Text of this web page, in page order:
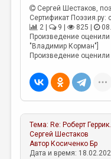
КНИЖНАЯ ПОЛКА
ОБЗОР ЛИТЕРАТУРЫ
СТРАНИЦЫ ПАМЯТИ
ОБЪЯВЛЕНИЯ
РЕДКОЛЛЕГИЯ
ОТ РЕДАКЦИИ
Сергей Шестаков,
Сертификат
2 |
9 | 825 |
Произведение
"Владимир Корман"]
Произведение оценили
Тема: Re: Роберт
Сергей Шестаков
Автор Косиченко Бр
Дата и время: